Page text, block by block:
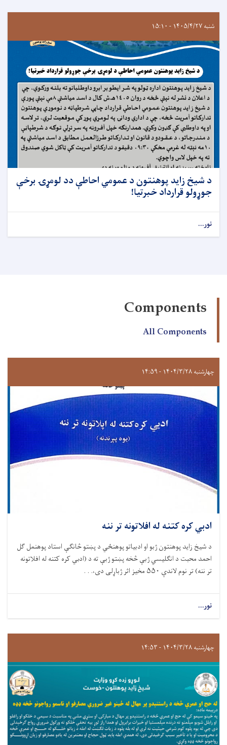
شنبه ۱۴۰۵/۴/۲۷ - ۱۵:۱۰
د شيخ زايد پوهنتون د عمومي احاطې دد لومړۍ برخې
جوړولو قرارداد خبرتيا!
نور...
Components
All Components
چهارشنبه ۱۴۰۴/۳/۲۸ - ۱۴:۵۹
ادبي کره کتنه له افلاتونه تر ننه
د شيخ زايد پوهنتون ژبو او ادبياتو پوهنځي د پښتو څانګې استاد پوهنمل ګل
احمد محبت د انګلیسي ژبې څخه پښتو ژبې ته د (ادبي کره کتنه له افلاتونه
تر ننه) تر نوم لاندې ۵۵۰ مخيز اثر ژباړلی دی،. . .
نور...
چهارشنبه ۱۴۰۴/۳/۲۸ - ۱۴:۵۳